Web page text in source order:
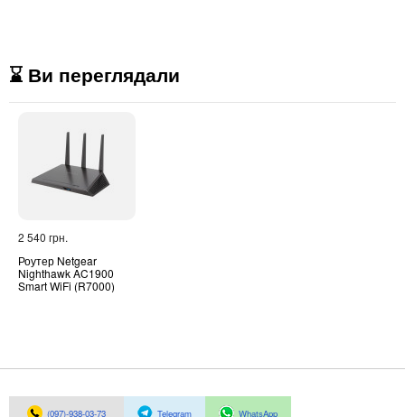
⌛ Ви переглядали
2 540 грн.
Роутер Netgear
Nighthawk AC1900
Smart WiFi (R7000)
(097)-938-03-73 Telegram WhatsApp